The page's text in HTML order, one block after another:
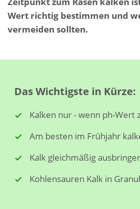
Wert richtig bestimmen und
vermeiden sollten.
Das Wichtigste in Kürze:
Kalken nur - wenn ph-Wert
Am besten im Frühjahr
Kalk gleichmäßig
Kohlensauren Kalk in